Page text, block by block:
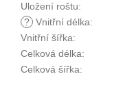
Uložení roštu:
? Vnitřní délka:
Vnitřní šířka:
Celková délka:
Celková šířka: